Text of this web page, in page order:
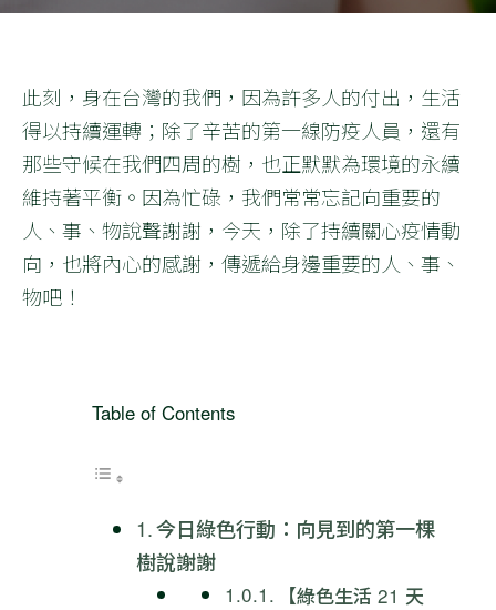
此刻，身在台灣的我們，因為許多人的付出，生活
得以持續運轉；除了辛苦的第一線防疫人員，還有
那些守候在我們四周的樹，也正默默為環境的永續
維持著平衡。因為忙碌，我們常常忘記向重要的
人、事、物說聲謝謝，今天，除了持續關心疫情動
向，也將內心的感謝，傳遞給身邊重要的人、事、
物吧！
Table of Contents
今日綠色行動：向見到的第一棵
樹說謝謝
【綠色生活 21 天